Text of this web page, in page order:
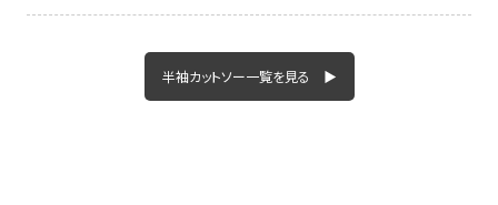
半袖カットソー一覧を見る ▶